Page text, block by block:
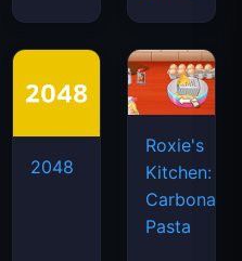
2048
Roxie's
Kitchen:
Carbonara
Pasta